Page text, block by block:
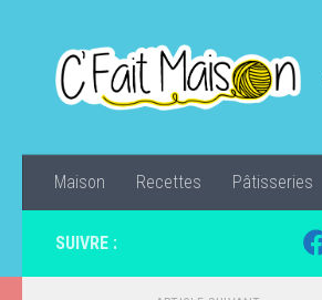
Maison Recettes Pâtisseries
SUIVRE :